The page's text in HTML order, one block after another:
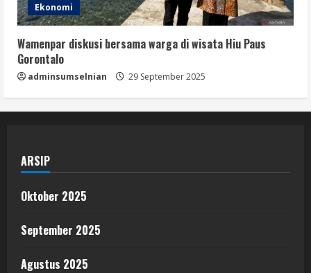
Ekonomi
Wamenpar diskusi bersama warga di wisata Hiu Paus
Gorontalo
adminsumselnian 29 September 2025
ARSIP
Oktober 2025
September 2025
Agustus 2025